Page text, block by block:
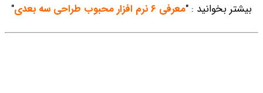
بیشتر بخوانید : "معرفی ۶ نرم افزار محبوب طراحی سه بعدی "